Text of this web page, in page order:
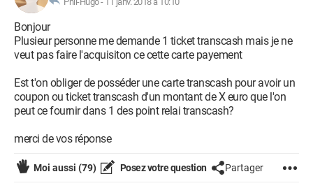
Bonjour
Plusieur personne me demande 1 ticket transcash mais je ne
veut pas faire l'acquisiton ce cette carte payement
Est t'on obliger de posséder une carte transcash pour avoir un
coupon ou ticket transcash d'un montant de X euro que l'on
peut ce fournir dans 1 des point relai transcash?
merci de vos réponse
Moi aussi (79) Posez votre question Partager